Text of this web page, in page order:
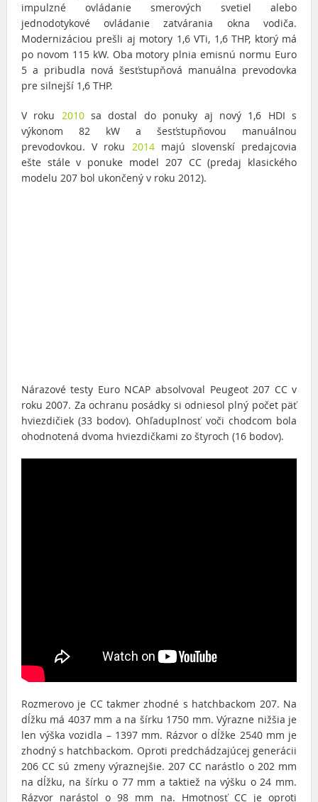
impulzné ovládanie smerových svetiel alebo
jednodotykové ovládanie zatvárania okna vodiča.
Modernizáciou prešli aj motory 1,6 VTi, 1,6 THP, ktorý má
po novom 115 kW. Oba motory plnia emisnú normu Euro
5 a pribudla nová šesťstupňová manuálna prevodovka
pre silnejší 1,6 THP.
V roku 2010sa dostal do ponuky aj nový 1,6 HDI s
výkonom 82 kW a šesťstupňovou manuálnou
prevodovkou. V roku 2014majú slovenskí predajcovia
ešte stále v ponuke model 207 CC (predaj klasického
modelu 207 bol ukončený v roku 2012).
Nárazové testy Euro NCAP absolvoval Peugeot 207 CC v
roku 2007. Za ochranu posádky si odniesol plný počet päť
hviezdičiek (33 bodov). Ohľaduplnosť voči chodcom bola
ohodnotená dvoma hviezdičkami zo štyroch (16 bodov).
Rozmerovo je CC takmer zhodné s hatchbackom 207. Na
dĺžku má 4037 mm a na šírku 1750 mm. Výrazne nižšia je
len výška vozidla – 1397 mm. Rázvor o dĺžke 2540 mm je
zhodný s hatchbackom. Oproti predchádzajúcej generácii
206 CC sú zmeny výraznejšie. 207 CC narástlo o 202 mm
na dĺžku, na šírku o 77 mm a taktiež na výšku o 24 mm.
Rázvor narástol o 98 mm na. Hmotnosť CC je oproti